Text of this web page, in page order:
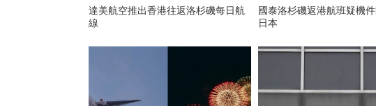
達美航空推出香港往返洛杉磯每日航
線
國泰洛杉磯返港航班疑機
日本